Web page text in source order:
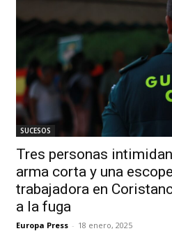
SUCESOS
Tres personas
arma corta y una
trabajadora en
a la fuga
Europa Press - 18 enero, 2025